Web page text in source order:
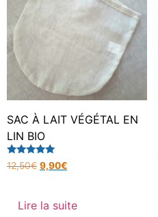
SAC À LAIT VÉGÉTAL EN
LIN BIO
Note
5.00
12,50€ 9,90€
Lire la suite